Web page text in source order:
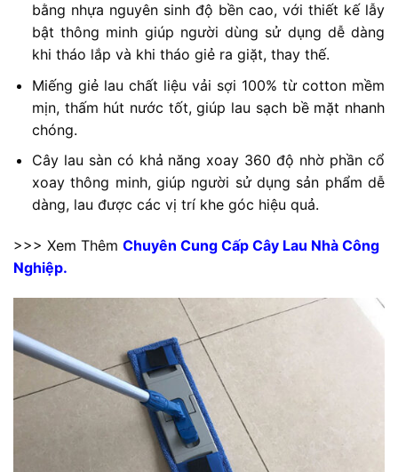
bằng nhựa nguyên sinh độ bền cao, với thiết kế lẫy
bật thông minh giúp người dùng sử dụng dễ dàng
khi tháo lắp và khi tháo giẻ ra giặt, thay thế.
Miếng giẻ lau chất liệu vải sợi 100% từ cotton mềm
mịn, thấm hút nước tốt, giúp lau sạch bề mặt nhanh
chóng.
Cây lau sàn có khả năng xoay 360 độ nhờ phần cổ
xoay thông minh, giúp người sử dụng sản phẩm dễ
dàng, lau được các vị trí khe góc hiệu quả.
>>> Xem Thêm Chuyên Cung Cấp Cây Lau Nhà Công
Nghiệp.